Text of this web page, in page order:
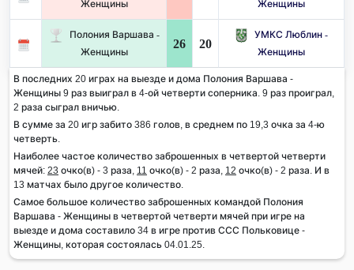
Женщины Женщины
Полония Варшава -
Женщины
26 20
УМКС Люблин -
Женщины
В последних 20 играх на выезде и дома Полония Варшава -
Женщины 9 раз выиграл в 4-ой четверти соперника. 9 раз проиграл,
2 раза сыграл вничью.
В сумме за 20 игр забито 386 голов, в среднем по 19,3 очка за 4-ю
четверть.
Наиболее частое количество заброшенных в четвертой четверти
мячей: 23 очко(в) - 3 раза, 11 очко(в) - 2 раза, 12 очко(в) - 2 раза. И в
13 матчах было другое количество.
Самое большое количество заброшенных командой Полония
Варшава - Женщины в четвертой четверти мячей при игре на
выезде и дома составило 34 в игре против ССС Польковице -
Женщины, которая состоялась 04.01.25.